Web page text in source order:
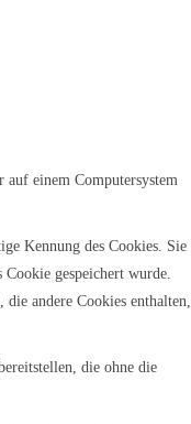
auf einem Computersystem
Kennung des Cookies. Sie
gespeichert wurde.
andere Cookies enthalten,
die ohne die